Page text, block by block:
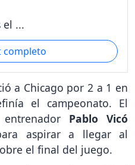
el ...
completo
a Chicago por 2 a 1 en
el campeonato. El
Pablo Vicó
aspirar a llegar al
el final del juego.